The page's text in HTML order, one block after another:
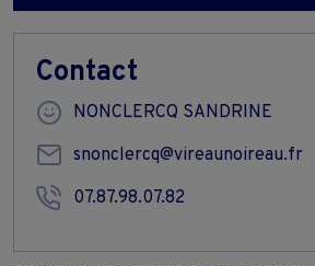
Contact
NONCLERCQ SANDRINE
snonclercq@vireaunoireau.fr
07.87.98.07.82